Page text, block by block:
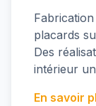
placards
Des
intérieur
En savoir